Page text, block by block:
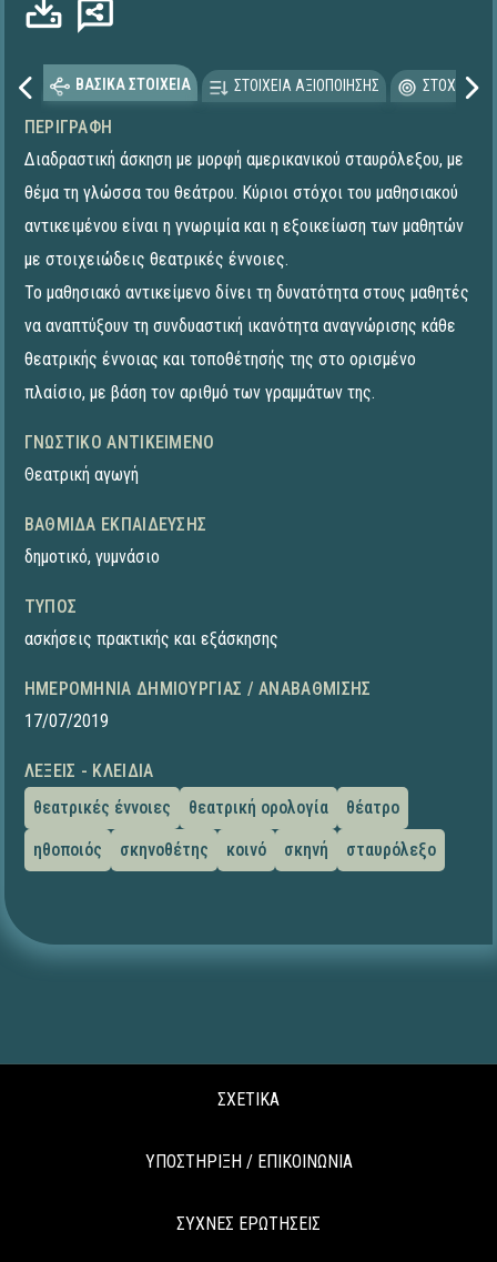
ΒΑΣΙΚΑ ΣΤΟΙΧΕΙΑ ΣΤΟΙΧΕΙΑ ΑΞΙΟΠΟΙΗΣΗΣ
ΠΕΡΙΓΡΑΦΉ
Διαδραστική άσκηση με μορφή αμερικανικού σταυρόλεξου, με
θέμα τη γλώσσα του θεάτρου. Κύριοι στόχοι του μαθησιακού
αντικειμένου είναι η γνωριμία και η εξοικείωση των μαθητών
με στοιχειώδεις θεατρικές έννοιες.
Το μαθησιακό αντικείμενο δίνει τη δυνατότητα στους μαθητές
να αναπτύξουν τη συνδυαστική ικανότητα αναγνώρισης κάθε
θεατρικής έννοιας και τοποθέτησής της στο ορισμένο
πλαίσιο, με βάση τον αριθμό των γραμμάτων της.
ΓΝΩΣΤΙΚΌ ΑΝΤΙΚΕΊΜΕΝΟ
Θεατρική αγωγή
ΒΑΘΜΊΔΑ ΕΚΠΑΊΔΕΥΣΗΣ
δημοτικό, γυμνάσιο
ΤΎΠΟΣ
ασκήσεις πρακτικής και εξάσκησης
ΗΜΕΡΟΜΗΝΊΑ ΔΗΜΙΟΥΡΓΊΑΣ / ΑΝΑΒΆΘΜΙΣΗΣ
17/07/2019
ΛΈΞΕΙΣ - ΚΛΕΙΔΙΆ
θεατρικές έννοιες
θεατρική ορολογία
θέατρο
ηθοποιός
σκηνοθέτης κοινό σκηνή σταυρόλεξο
ΣΧΕΤΙΚΑ
ΥΠΟΣΤΗΡΙΞΗ / ΕΠΙΚΟΙΝΩΝΙΑ
ΣΥΧΝΕΣ ΕΡΩΤΗΣΕΙΣ